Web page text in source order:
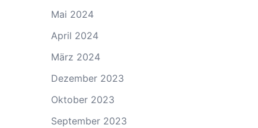
Mai 2024
April 2024
März 2024
Dezember 2023
Oktober 2023
September 2023